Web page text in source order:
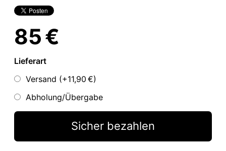
85 €
Lieferart
Versand (+11,90 €)
Abholung/Übergabe
Sicher bezahlen